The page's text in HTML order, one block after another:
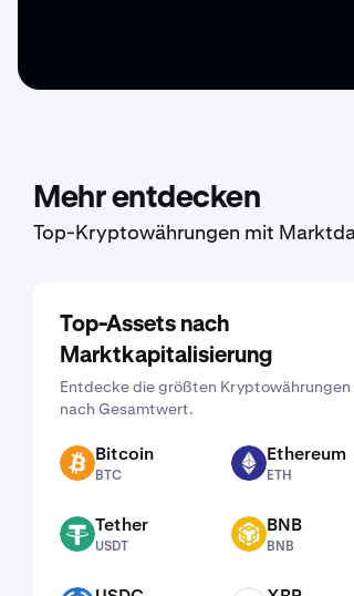
Mehr entdecken
Top-Kryptowährungen mit
Top-Assets nach
Marktkapitalisierung
Entdecke die größten Kryptowährungen
nach Gesamtwert.
BTC Bitcoin
BTC
ETH Ethereum
ETH
USDT Tether
USDT
BNB BNB
BNB